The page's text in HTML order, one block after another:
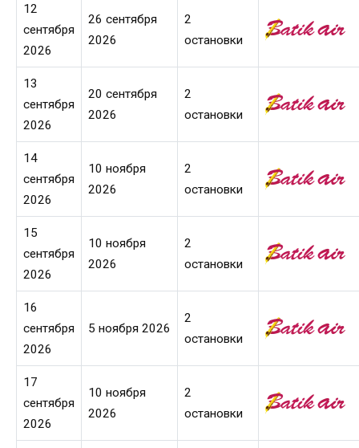
12
сентября
2026
26 сентября
2026
2
остановки
13
сентября
2026
20 сентября
2026
2
остановки
14
сентября
2026
10 ноября
2026
2
остановки
15
сентября
2026
10 ноября
2026
2
остановки
16
сентября
2026
5 ноября 2026
2
остановки
17
сентября
2026
10 ноября
2026
2
остановки